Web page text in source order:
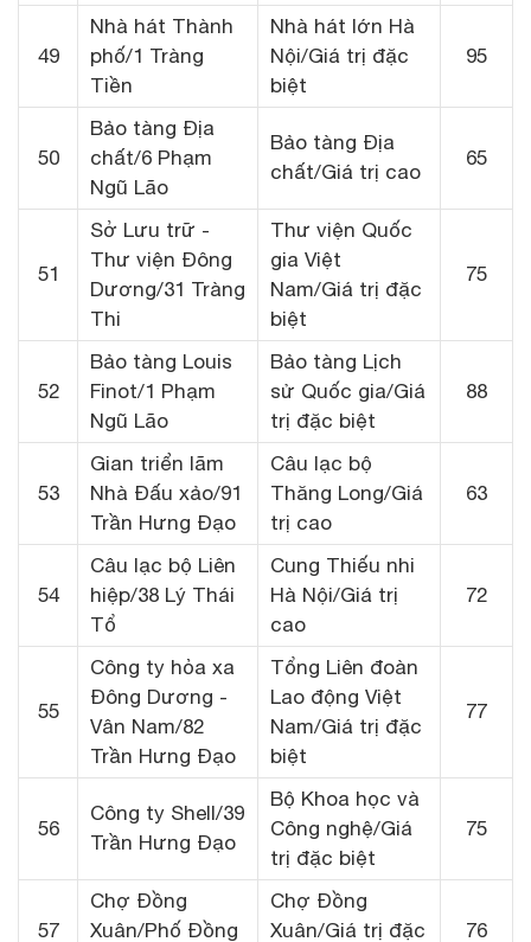
49
Nhà hát Thành
phố/1 Tràng
Tiền
Nhà hát lớn Hà
Nội/Giá trị đặc
biệt
95
50
Bảo tàng Địa
chất/6 Phạm
Ngũ Lão
Bảo tàng Địa
chất/Giá trị cao
65
51
Sở Lưu trữ -
Thư viện Đông
Dương/31 Tràng
Thi
Thư viện Quốc
gia Việt
Nam/Giá trị đặc
biệt
75
52
Bảo tàng Louis
Finot/1 Phạm
Ngũ Lão
Bảo tàng Lịch
sử Quốc gia/Giá
trị đặc biệt
88
53
Gian triển lãm
Nhà Đấu xảo/91
Trần Hưng Đạo
Câu lạc bộ
Thăng Long/Giá
trị cao
63
54
Câu lạc bộ Liên
hiệp/38 Lý Thái
Tổ
Cung Thiếu nhi
Hà Nội/Giá trị
cao
72
55
Công ty hỏa xa
Đông Dương -
Vân Nam/82
Trần Hưng Đạo
Tổng Liên đoàn
Lao động Việt
Nam/Giá trị đặc
biệt
77
56
Công ty Shell/39
Trần Hưng Đạo
Bộ Khoa học và
Công nghệ/Giá
trị đặc biệt
75
57
Chợ Đồng
Xuân/Phố Đồng
Chợ Đồng
Xuân/Giá trị đặc
76